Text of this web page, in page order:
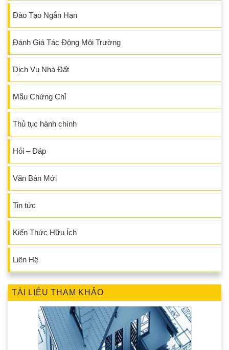
Đào Tạo Ngắn Hạn
Đánh Giá Tác Động Môi Trường
Dịch Vụ Nhà Đất
Mẫu Chứng Chỉ
Thủ tục hành chính
Hỏi – Đáp
Văn Bản Mới
Tin tức
Kiến Thức Hữu Ích
Liên Hệ
TÀI LIỆU THAM KHẢO